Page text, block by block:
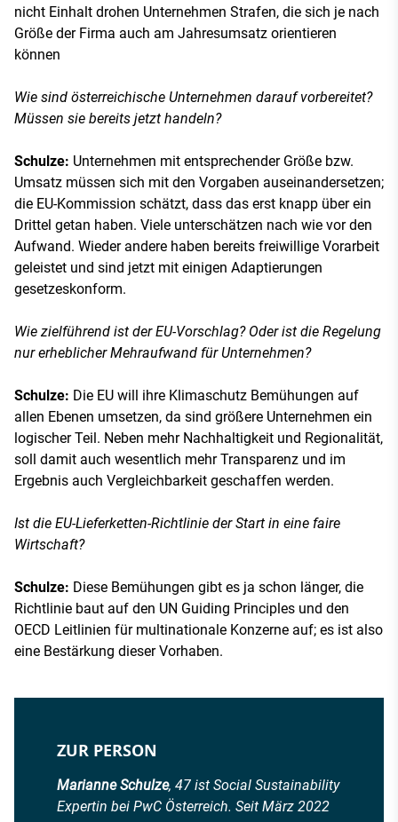
nicht Einhalt drohen Unternehmen Strafen, die sich je nach
Größe der Firma auch am Jahresumsatz orientieren
können
Wie sind österreichische Unternehmen darauf vorbereitet?
Müssen sie bereits jetzt handeln?
Schulze: Unternehmen mit entsprechender Größe bzw.
Umsatz müssen sich mit den Vorgaben auseinandersetzen;
die EU-Kommission schätzt, dass das erst knapp über ein
Drittel getan haben. Viele unterschätzen nach wie vor den
Aufwand. Wieder andere haben bereits freiwillige Vorarbeit
geleistet und sind jetzt mit einigen Adaptierungen
gesetzeskonform.
Wie zielführend ist der EU-Vorschlag? Oder ist die Regelung
nur erheblicher Mehraufwand für Unternehmen?
Schulze: Die EU will ihre Klimaschutz Bemühungen auf
allen Ebenen umsetzen, da sind größere Unternehmen ein
logischer Teil. Neben mehr Nachhaltigkeit und Regionalität,
soll damit auch wesentlich mehr Transparenz und im
Ergebnis auch Vergleichbarkeit geschaffen werden.
Ist die EU-Lieferketten-Richtlinie der Start in eine faire
Wirtschaft?
Schulze: Diese Bemühungen gibt es ja schon länger, die
Richtlinie baut auf den UN Guiding Principles und den
OECD Leitlinien für multinationale Konzerne auf; es ist also
eine Bestärkung dieser Vorhaben.
ZUR PERSON
Marianne Schulze, 47 ist Social Sustainability
Expertin bei PwC Österreich. Seit März 2022